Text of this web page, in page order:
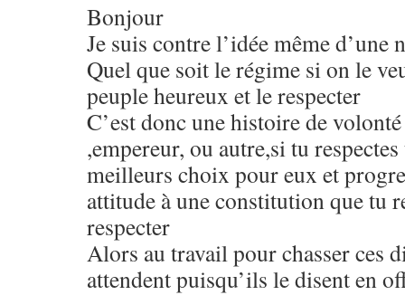
Bonjour
Je suis contre l’idée même
Quel que soit le régime si on le
peuple heureux et le respecter
C’est donc une histoire de
,empereur, ou autre,si tu
meilleurs choix pour eux et
attitude à une constitution que tu
respecter
Alors au travail pour chasser ces
attendent puisqu’ils le disent en